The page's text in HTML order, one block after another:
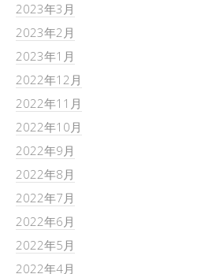
2023年3月
2023年2月
2023年1月
2022年12月
2022年11月
2022年10月
2022年9月
2022年8月
2022年7月
2022年6月
2022年5月
2022年4月